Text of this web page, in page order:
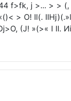
f>fk, j >... > >
> О! Il(.
(J! »(>« I II.